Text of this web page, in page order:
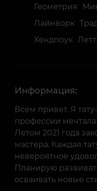
Геометрия
Лайнворк
Хендпоук
Информация:
Всем привет. Я
профессии
Летом 2021 года
мастера. Каждая
невероятное
Планирую
осваивать новые